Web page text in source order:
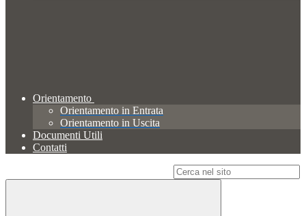
Orientamento
Orientamento in Entrata
Orientamento in Uscita
Documenti Utili
Contatti